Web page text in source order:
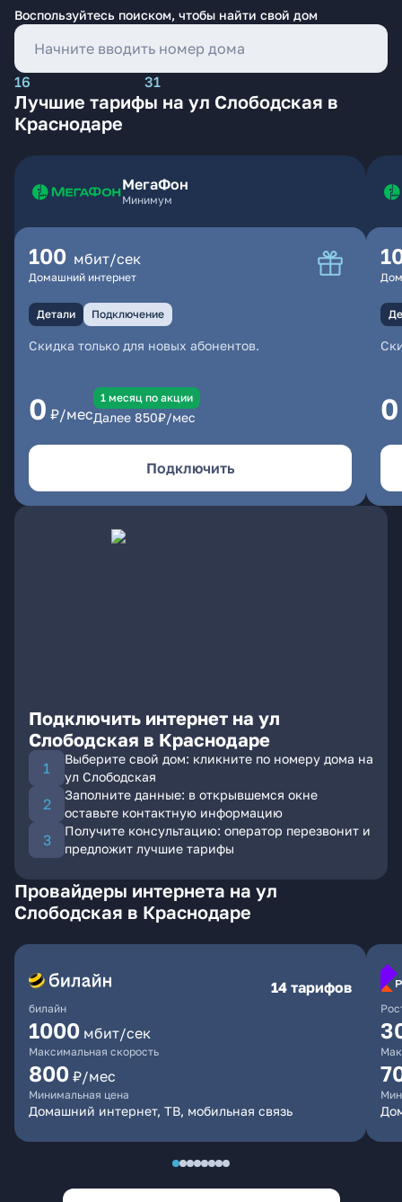
Воспользуйтесь поиском, чтобы найти свой дом
16 31
Лучшие тарифы на ул Слободская в
Краснодаре
МегаФон
Минимум
100 мбит/сек
Домашний интернет
Детали Подключение
Скидка только для новых абонентов.
0 ₽/мес
1 месяц по акции
Далее 850₽/мес
Подключить
0
Подключить интернет на ул
Слободская в Краснодаре
Выберите свой дом: кликните по номеру дома на
ул Слободская
Заполните данные: в открывшемся окне
оставьте контактную информацию
Получите консультацию: оператор перезвонит и
предложит лучшие тарифы
Провайдеры интернета на ул
Слободская в Краснодаре
билайн
14 тарифов
1000 мбит/сек
Максимальная скорость
800 ₽/мес
Минимальная цена
Домашний интернет, ТВ, мобильная связь